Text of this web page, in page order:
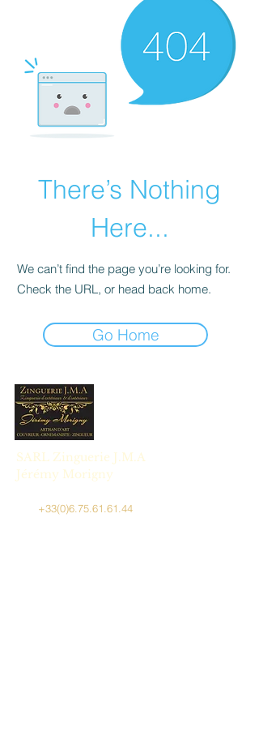
There’s Nothing
Here...
We can’t find the page you’re looking for.
Check the URL, or head back home.
Go Home
SARL Zinguerie J.M.A
Jérémy Morigny
+33(0)6.75.61.61.44